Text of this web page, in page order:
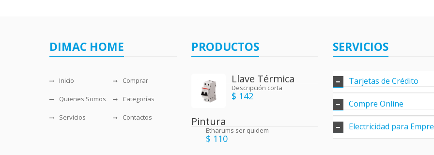
DIMAC HOME
Inicio Comprar
Quienes Somos Categorías
Servicios Contactos
PRODUCTOS
Llave Térmica
Descripción corta
$ 142
Pintura
Etharums ser quidem
$ 110
SERVICIOS
Tarjetas de Crédito
Compre Online
Electricidad para